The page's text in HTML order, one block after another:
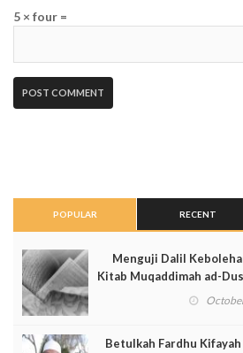
5 × four =
POPULAR RECENT
Menguji Dalil
Kitab Muqaddimah ad-
Betulkah Fardhu